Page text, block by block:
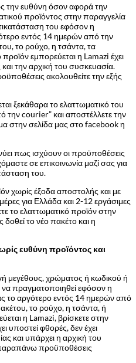
την ευθύνη όσον αφορά την
προϊόντος στην παραγγελία
του εφόσον η
εντός 14 ημερών από την
το ρούχο, η τσάντα, τα
εμπορεύεται η Lamazi έχει
την αρχική του συσκευασία.
ακολουθείτε την εξής
ξεκάθαρα το ελαττωματικό του
την courier” και αποστέλλετε την
στην σελίδα μας στο facebook η
πως ισχύουν οι προϋποθέσεις
σε επικοινωνία μαζί σας για
του.
χωρίς έξοδα αποστολής και με
για Ελλάδα και 2-12 εργάσιμες
το ελαττωματικό προϊόν στην
το νέο πακέτο και η
ευθύνη προϊόντος και
μεγέθους, χρώματος ή κωδικού ή
να πραγματοποιηθεί εφόσον η
το αργότερο εντός 14 ημερών από
το ρούχο, η τσάντα, ή
η Lamazi, βρίσκετε στην
υποστεί φθορές, δεν έχει
και υπάρχει η αρχική του
προϋποθέσεις